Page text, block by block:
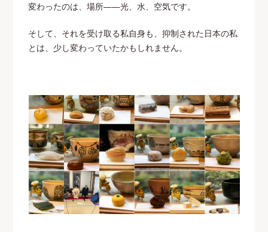
変わったのは、場所——光、水、空気です。
そして、それを受け取る私自身も、抑制された日本の私
とは、少し変わっていたかもしれません。